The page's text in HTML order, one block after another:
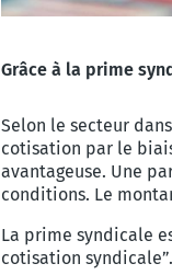
Grâce à la prime
Selon le secteur
cotisation par le
avantageuse. Une
conditions. Le
La prime syndicale
cotisation syndicale”.